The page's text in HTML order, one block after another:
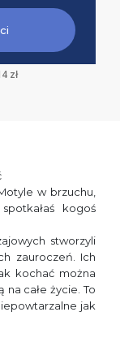
zł
w brzuchu,
kogoś
stworzyli
zauroczeń. Ich
kochać można
całe życie. To
jak